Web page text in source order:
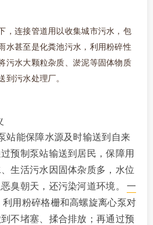
，连接管道用以收集城市污水，包
水甚至是化粪池污水，利用粉碎性
污水大颗粒杂质、淤泥等固体物质
到污水处理厂。
站能保障水源及时输送到自来
预制泵站输送到居民，保障用
生活污水因固体杂质多，水位
臭朝天，还污染河道环境 。
一
利用粉碎格栅和高螺旋离心泵对
不堵塞、揉合排放；再通过预